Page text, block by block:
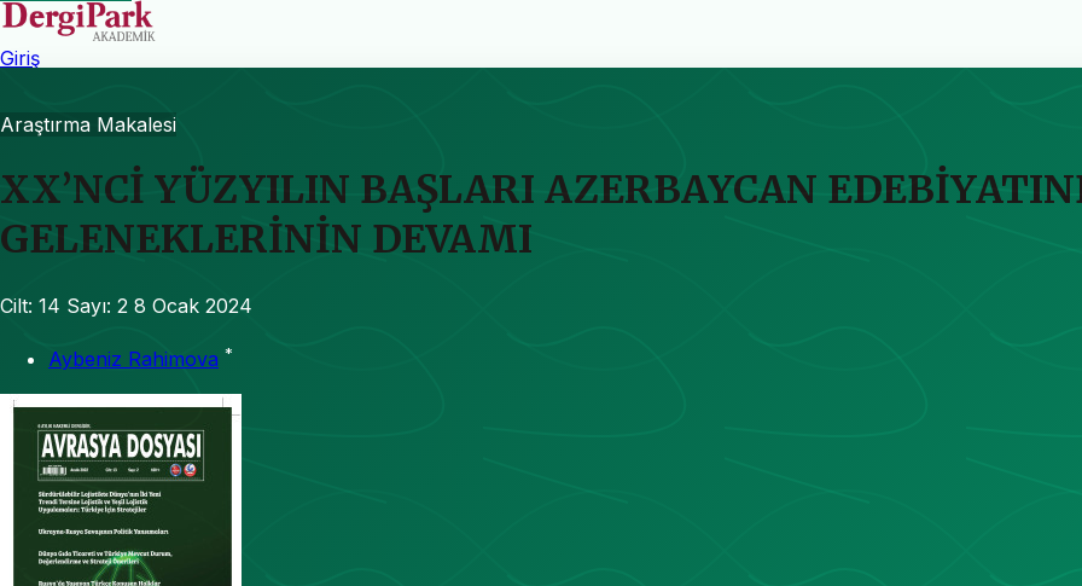
Giriş
Araştırma Makalesi
XX’NCİ YÜZYILIN BAŞLARI AZERBAYCAN
GELENEKLERİNİN DEVAMI
Cilt: 14 Sayı: 2 8 Ocak 2024
Aybeniz Rahimova *